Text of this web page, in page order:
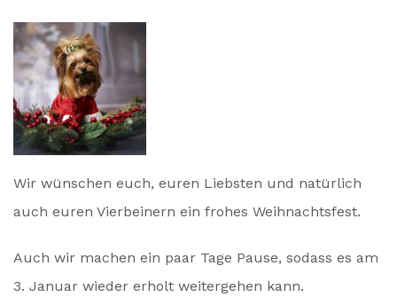
Wir wünschen euch, euren Liebsten und natürlich
auch euren Vierbeinern ein frohes Weihnachtsfest.
Auch wir machen ein paar Tage Pause, sodass es am
3. Januar wieder erholt weitergehen kann.